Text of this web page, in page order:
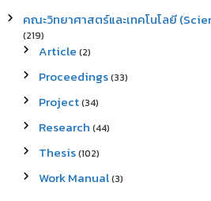
คณะวิทยาศาสตร์และเทคโนโลยี
(219)
Article (2)
Proceedings(33)
Project(34)
Research (44)
Thesis(102)
Work Manual(3)